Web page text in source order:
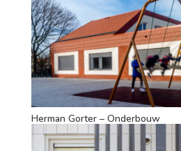
Herman Gorter – Onderbouw